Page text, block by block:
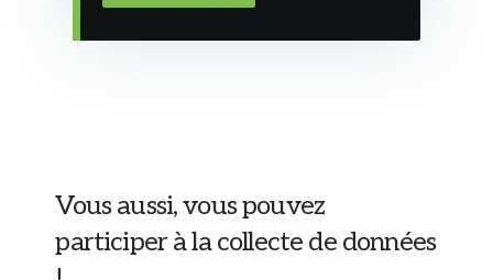
Vous aussi, vous pouvez
participer à la collecte de données